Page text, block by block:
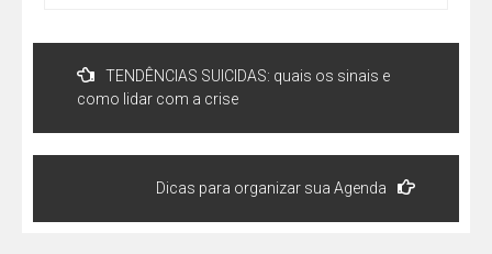
TENDÊNCIAS SUICIDAS: quais os sinais e
como lidar com a crise
Dicas para organizar sua Agenda